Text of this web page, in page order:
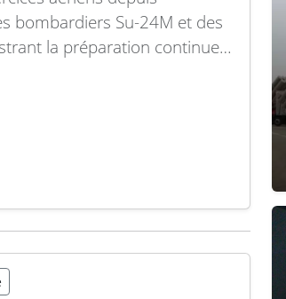
bombardiers Su-24M et des
la préparation continue à